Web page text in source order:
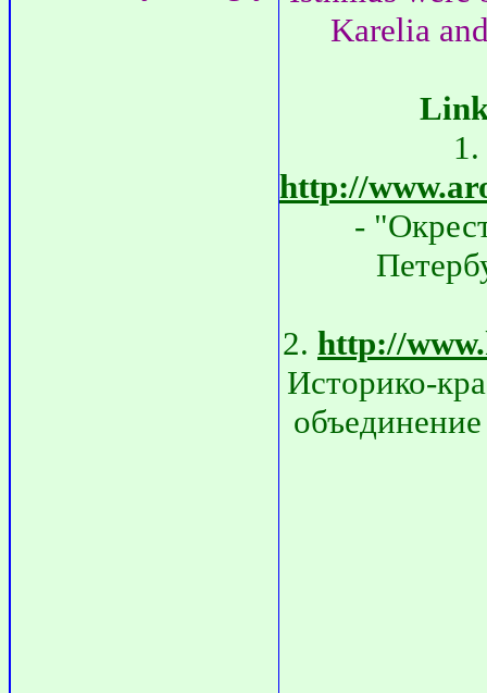
Karelia
1.
http://
-
2. http://
Историко-